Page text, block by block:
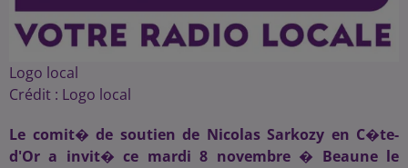
Logo local
Crédit : Logo local
Le comit� de soutien de Nicolas Sarkozy en C�te-
d'Or a invit� ce mardi 8 novembre � Beaune le